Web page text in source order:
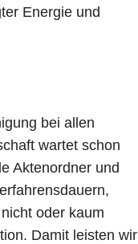
Energie und
bei allen
wartet schon
Aktenordner und
oder kaum
Damit leisten wir